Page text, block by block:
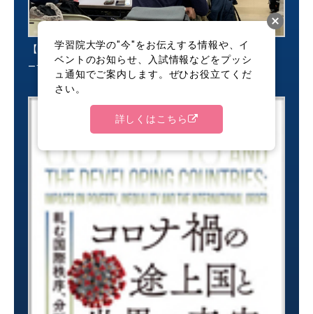
【開催報告】サステナブルな未来のためにできること
―サステナブルカカオ会議（SCAJ）
学習院大学の"今"をお伝えする情報や、イ
ベントのお知らせ、入試情報などをプッシ
ュ通知でご案内します。ぜひお役立てくだ
さい。
詳しくはこちら